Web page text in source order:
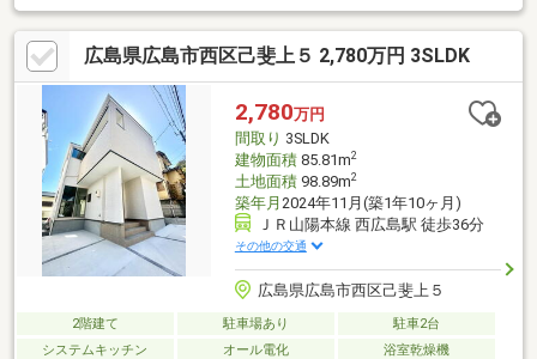
生的な室内◆制振筋かい金物使用◆安心の住宅設備10年保証【ご
成約特典】◇20万円分諸費用割引キャンペーン◇詳細はお気軽に
お問い合わせください。【購入サポート】◆少額手付金、自己資
金ゼロでも購入可能◆指定引越し業者で大幅値引き◆お引越し・
家具家電費用はもちろん、他社借入やカーローンの残債を住宅ロ
ーンの低金利でまとめて借入可能◆住宅ローン複数社断られた方
のご成約実績あり！まずはご相談下さい♪
広島県広島市西区己斐上５ 2,780万円 3SLDK
2,780万円
間取り 3SLDK
建物面積85.81m2
土地面積98.89m2
築年月 2024年11月(築1年10ヶ月)
ＪＲ山陽本線 西広島駅 徒歩36分
その他の交通
広島県広島市西区己斐上５
2階建て 駐車場あり
駐車2台
システムキッチン
オール電化 浴室乾燥機